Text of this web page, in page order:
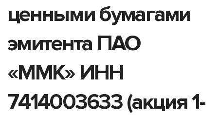
ценными бумагами
эмитента ПАО
«ММК» ИНН
7414003633 (акция 1-